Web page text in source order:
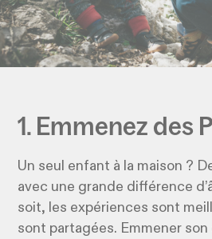
1. Emmenez des
Un seul enfant à la maison ?
avec une grande différence
soit, les expériences sont
sont partagées. Emmener son